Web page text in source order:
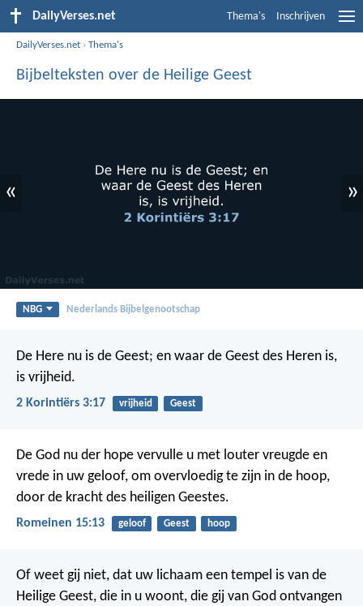
DailyVerses.net Thema's Inschrijven
DailyVerses.net ›Thema's
Bijbelteksten over de Heilige Geest
« »
NBG Nederlands Bijbelgenootschap
De Here nu is de Geest; en waar de Geest des Heren is,
is vrijheid.
2 Korintiërs 3:17 vrijheid Geest
De God nu der hope vervulle u met louter vreugde en
vrede in uw geloof, om overvloedig te zijn in de hoop,
door de kracht des heiligen Geestes.
Romeinen 15:13 geloof Geest hoop
Of weet gij niet, dat uw lichaam een tempel is van de
Heilige Geest, die in u woont, die gij van God ontvangen